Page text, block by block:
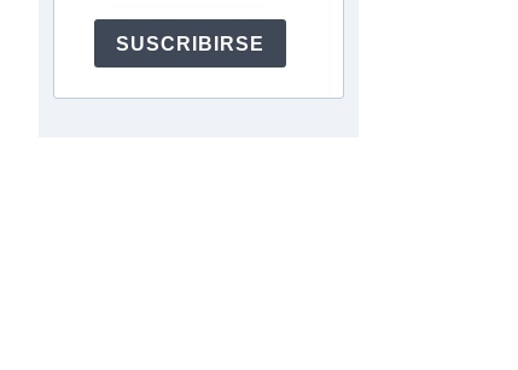
SUSCRIBIRSE